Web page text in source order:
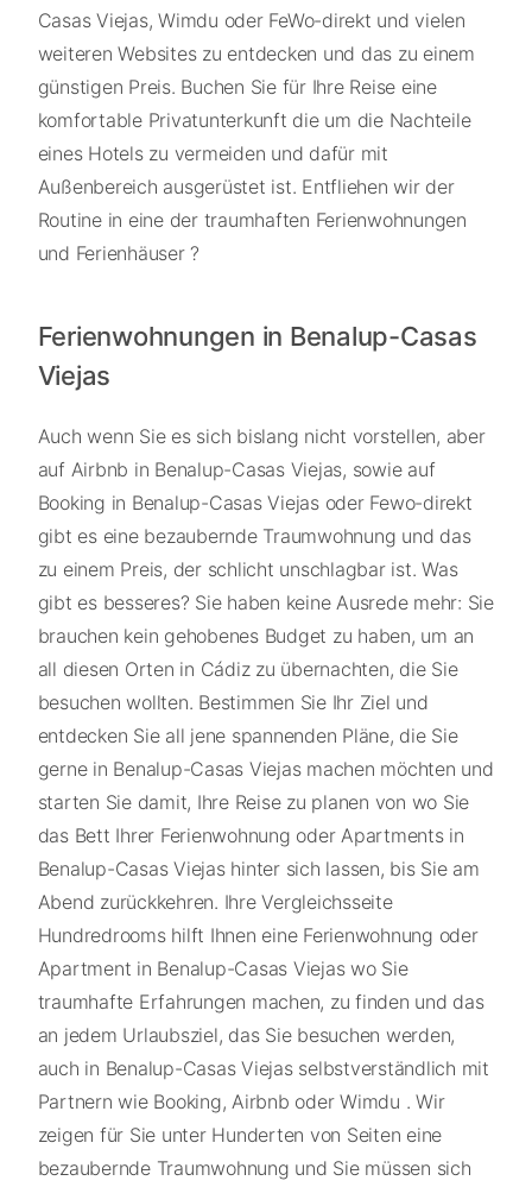
Casas Viejas, Wimdu oder FeWo-direkt und vielen
weiteren Websites zu entdecken und das zu einem
günstigen Preis. Buchen Sie für Ihre Reise eine
komfortable Privatunterkunft die um die Nachteile
eines Hotels zu vermeiden und dafür mit
Außenbereich ausgerüstet ist. Entfliehen wir der
Routine in eine der traumhaften Ferienwohnungen
und Ferienhäuser ?
Ferienwohnungen in Benalup-Casas
Viejas
Auch wenn Sie es sich bislang nicht vorstellen, aber
auf Airbnb in Benalup-Casas Viejas, sowie auf
Booking in Benalup-Casas Viejas oder Fewo-direkt
gibt es eine bezaubernde Traumwohnung und das
zu einem Preis, der schlicht unschlagbar ist. Was
gibt es besseres? Sie haben keine Ausrede mehr: Sie
brauchen kein gehobenes Budget zu haben, um an
all diesen Orten in Cádiz zu übernachten, die Sie
besuchen wollten. Bestimmen Sie Ihr Ziel und
entdecken Sie all jene spannenden Pläne, die Sie
gerne in Benalup-Casas Viejas machen möchten und
starten Sie damit, Ihre Reise zu planen von wo Sie
das Bett Ihrer Ferienwohnung oder Apartments in
Benalup-Casas Viejas hinter sich lassen, bis Sie am
Abend zurückkehren. Ihre Vergleichsseite
Hundredrooms hilft Ihnen eine Ferienwohnung oder
Apartment in Benalup-Casas Viejas wo Sie
traumhafte Erfahrungen machen, zu finden und das
an jedem Urlaubsziel, das Sie besuchen werden,
auch in Benalup-Casas Viejas selbstverständlich mit
Partnern wie Booking, Airbnb oder Wimdu . Wir
zeigen für Sie unter Hunderten von Seiten eine
bezaubernde Traumwohnung und Sie müssen sich